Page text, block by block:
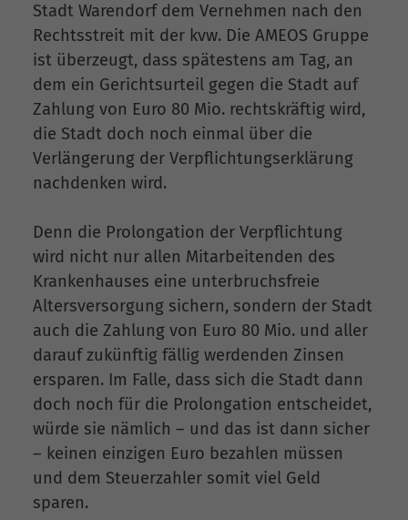
Stadt Warendorf dem Vernehmen nach den
Rechtsstreit mit der kvw. Die AMEOS Gruppe
ist überzeugt, dass spätestens am Tag, an
dem ein Gerichtsurteil gegen die Stadt auf
Zahlung von Euro 80 Mio. rechtskräftig wird,
die Stadt doch noch einmal über die
Verlängerung der Verpflichtungserklärung
nachdenken wird.
Denn die Prolongation der Verpflichtung
wird nicht nur allen Mitarbeitenden des
Krankenhauses eine unterbruchsfreie
Altersversorgung sichern, sondern der Stadt
auch die Zahlung von Euro 80 Mio. und aller
darauf zukünftig fällig werdenden Zinsen
ersparen. Im Falle, dass sich die Stadt dann
doch noch für die Prolongation entscheidet,
würde sie nämlich – und das ist dann sicher
– keinen einzigen Euro bezahlen müssen
und dem Steuerzahler somit viel Geld
sparen.